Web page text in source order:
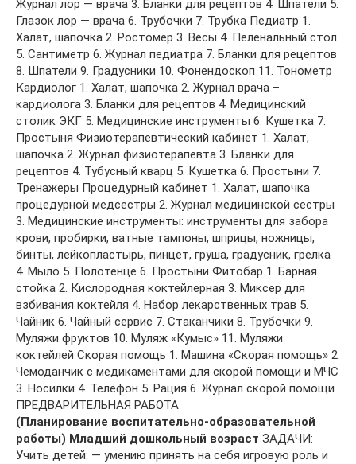
Журнал лор — врача 3. Бланки для рецептов 4. Шпатели 5.
Глазок лор — врача 6. Трубочки 7. Трубка Педиатр 1.
Халат, шапочка 2. Ростомер 3. Весы 4. Пеленальный стол
5. Сантиметр 6. Журнал педиатра 7. Бланки для рецептов
8. Шпатели 9. Градусники 10. Фонендоскоп 11. Тонометр
Кардиолог 1. Халат, шапочка 2. Журнал врача –
кардиолога 3. Бланки для рецептов 4. Медицинский
столик ЭКГ 5. Медицинские инструменты 6. Кушетка 7.
Простыня Физиотерапевтический кабинет 1. Халат,
шапочка 2. Журнал физиотерапевта 3. Бланки для
рецептов 4. Тубусный кварц 5. Кушетка 6. Простыни 7.
Тренажеры Процедурный кабинет 1. Халат, шапочка
процедурной медсестры 2. Журнал медицинской сестры
3. Медицинские инструменты: инструменты для забора
крови, пробирки, ватные тампоны, шприцы, ножницы,
бинты, лейкопластырь, пинцет, груша, градусник, грелка
4. Мыло 5. Полотенце 6. Простыни Фитобар 1. Барная
стойка 2. Кислородная коктейлерная 3. Миксер для
взбивания коктейля 4. Набор лекарственных трав 5.
Чайник 6. Чайный сервис 7. Стаканчики 8. Трубочки 9.
Муляжи фруктов 10. Муляж «Кумыс» 11. Муляжи
коктейлей Скорая помощь 1. Машина «Скорая помощь» 2.
Чемоданчик с медикаментами для скорой помощи и МЧС
3. Носилки 4. Телефон 5. Рация 6. Журнал скорой помощи
ПРЕДВАРИТЕЛЬНАЯ РАБОТА
(Планирование воспитательно-образовательной
работы) Младший дошкольный возраст ЗАДАЧИ:
Учить детей: — умению принять на себя игровую роль и